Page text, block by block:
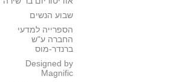
שבוע הנשים
הספרייה למדעי
החברה ע"ש
ברנדר-מוס
Designed by
Magnific